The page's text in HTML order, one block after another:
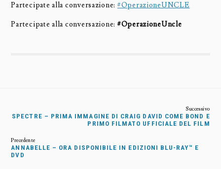
Partecipate alla conversazione: #‎OperazioneUNCLE‬
Partecipate alla conversazione: #‎OperazioneUncle
SPECTRE – PRIMA IMMAGINE DI CRAIG DAVID COME BOND E
PRIMO FILMATO UFFICIALE DEL FILM
ANNABELLE – ORA DISPONIBILE IN EDIZIONI BLU-RAY™ E
DVD